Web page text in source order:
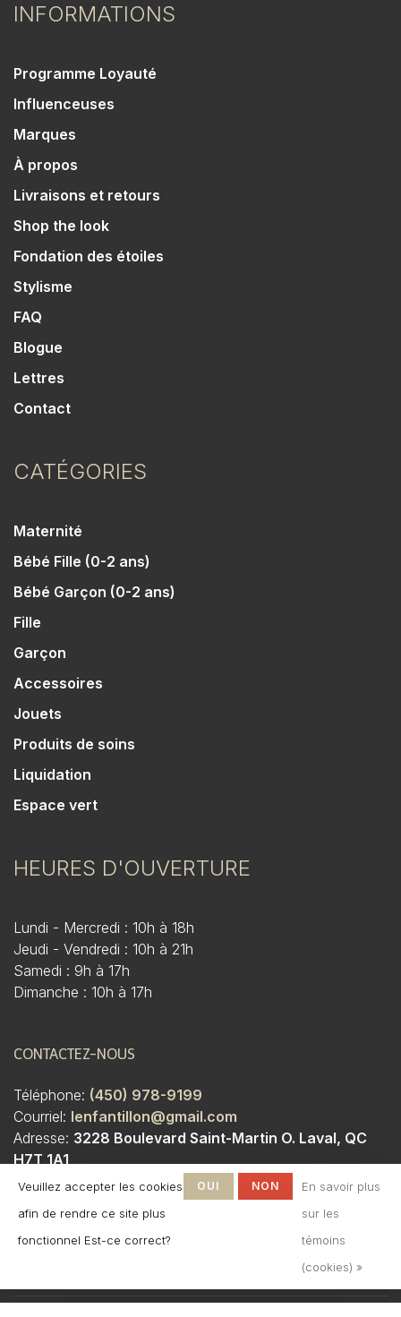
INFORMATIONS
Programme Loyauté
Influenceuses
Marques
À propos
Livraisons et retours
Shop the look
Fondation des étoiles
Stylisme
FAQ
Blogue
Lettres
Contact
CATÉGORIES
Maternité
Bébé Fille (0-2 ans)
Bébé Garçon (0-2 ans)
Fille
Garçon
Accessoires
Jouets
Produits de soins
Liquidation
Espace vert
HEURES D'OUVERTURE
Lundi - Mercredi : 10h à 18h
Jeudi - Vendredi : 10h à 21h
Samedi : 9h à 17h
Dimanche : 10h à 17h
CONTACTEZ-NOUS
Téléphone: (450) 978-9199
Courriel: lenfantillon@gmail.com
Adresse: 3228 Boulevard Saint-Martin O. Laval, QC
H7T 1A1
Veuillez accepter les cookies
afin de rendre ce site plus
fonctionnel Est-ce correct?
OUI NON
En savoir plus
sur les
témoins
(cookies) »